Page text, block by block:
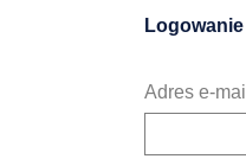
Logowanie
Adres e-mail